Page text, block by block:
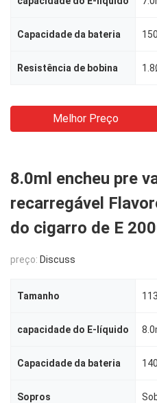
Capacidade da bateria
Resistência de bobina
Melhor Preço
8.0ml encheu pre
recarregável
do cigarro de E
preço: Discuss
Tamanho
capacidade do E-líquido
Capacidade da bateria
Sopros